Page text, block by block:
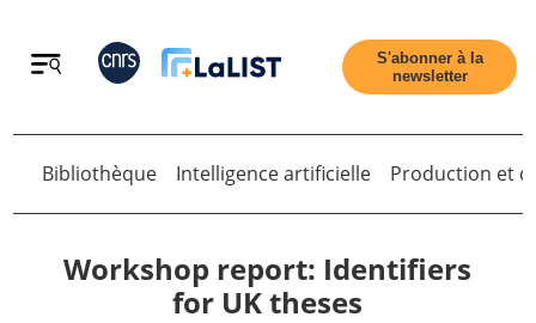
Retour
S'abonner à la
newsletter
Retour
Bibliothèque Intelligence artificielle Production et
Workshop report: Identifiers
for UK theses